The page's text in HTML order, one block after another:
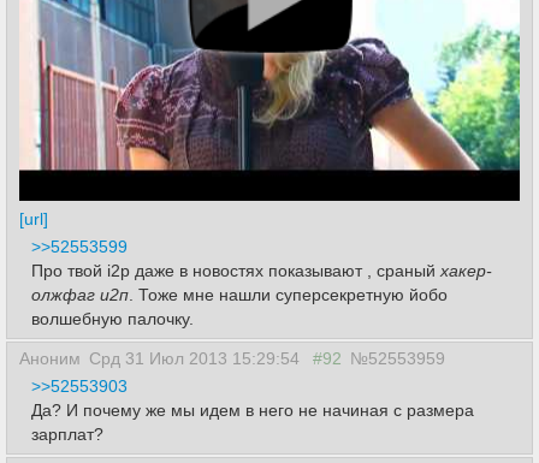
[url]
>>52553599
Про твой i2p даже в новостях показывают , сраный хакер-
олжфаг и2п . Тоже мне нашли суперсекретную йобо
волшебную палочку.
Аноним Срд 31 Июл 2013 15:29:54 #92 №52553959
>>52553903
Да? И почему же мы идем в него не начиная с размера
зарплат?